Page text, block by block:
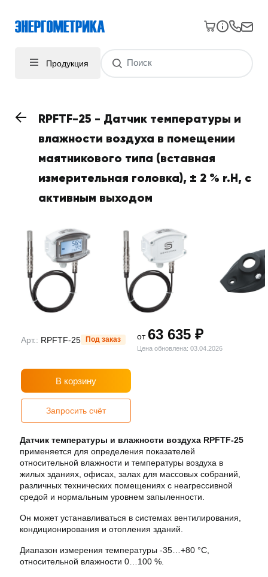
Продукция
RPFTF-25 - Датчик температуры и
влажности воздуха в помещении
маятникового типа (вставная
измерительная головка), ± 2 % r.H, с
активным выходом
Арт.: RPFTF-25 Под заказ от63 635 ₽
Цена обновлена: 03.04.2026
В корзину
Запросить счёт
Датчик температуры и влажности воздуха RPFTF-25
применяется для определения показателей
относительной влажности и температуры воздуха в
жилых зданиях, офисах, залах для массовых собраний,
различных технических помещениях с неагрессивной
средой и нормальным уровнем запыленности.
Он может устанавливаться в системах вентилирования,
кондиционирования и отопления зданий.
Диапазон измерения температуры -35…+80 °С,
относительной влажности 0…100 %.